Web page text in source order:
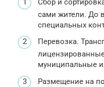
сами жители. До
специальных
Перевозка.
муниципальные
Размещение на